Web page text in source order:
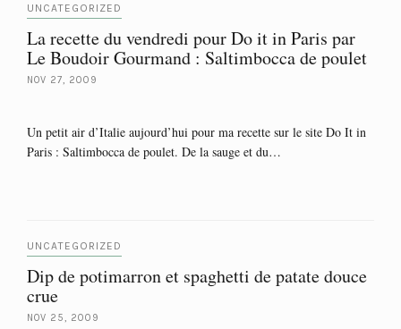
UNCATEGORIZED
La recette du vendredi pour Do it in Paris par
Le Boudoir Gourmand : Saltimbocca de poulet
NOV 27, 2009
Un petit air d’Italie aujourd’hui pour ma recette sur le site Do It in
Paris : Saltimbocca de poulet. De la sauge et du…
UNCATEGORIZED
Dip de potimarron et spaghetti de patate douce
crue
NOV 25, 2009